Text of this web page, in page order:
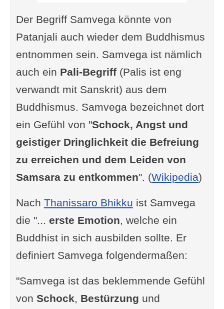
Der Begriff Samvega könnte von
Patanjali auch wieder dem Buddhismus
entnommen sein. Samvega ist nämlich
auch ein Pali-Begriff(Palis ist eng
verwandt mit Sanskrit) aus dem
Buddhismus. Samvega bezeichnet dort
ein Gefühl von "Schock, Angst und
geistiger Dringlichkeit die Befreiung
zu erreichen und dem Leiden von
Samsara zu entkommen". (Wikipedia)
Nach Thanissaro Bhikku ist Samvega
die "... erste Emotion, welche ein
Buddhist in sich ausbilden sollte. Er
definiert Samvega folgendermaßen:
"Samvega ist das beklemmende Gefühl
von Schock, Bestürzung und